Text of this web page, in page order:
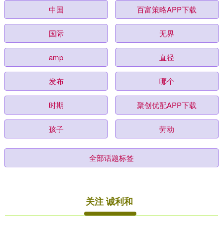
中国 百富策略APP下载
国际 无界
amp 直径
发布 哪个
时期 聚创优配APP下载
孩子 劳动
全部话题标签
关注 诚利和